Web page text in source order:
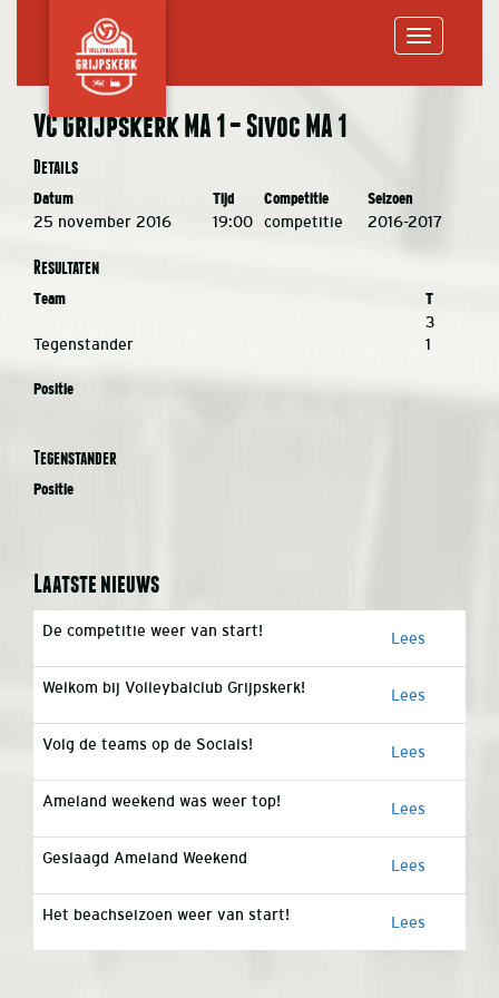
VC Grijpskerk MA 1 – Sivoc MA 1
Details
Datum Tijd Competitie Seizoen
25 november 2016 19:00 competitie 2016-2017
Resultaten
Team T
3
Tegenstander
1
Positie
Tegenstander
Positie
Laatste nieuws
De competitie weer van start! Lees
Welkom bij Volleybalclub Grijpskerk! Lees
Volg de teams op de Socials! Lees
Ameland weekend was weer top! Lees
Geslaagd Ameland Weekend Lees
Het beachseizoen weer van start! Lees